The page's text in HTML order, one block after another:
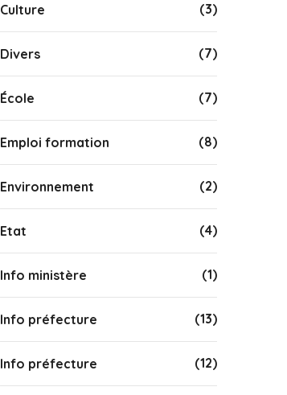
Culture (3)
Divers (7)
École (7)
Emploi formation (8)
Environnement (2)
Etat (4)
Info ministère (1)
Info préfecture (13)
Info préfecture (12)